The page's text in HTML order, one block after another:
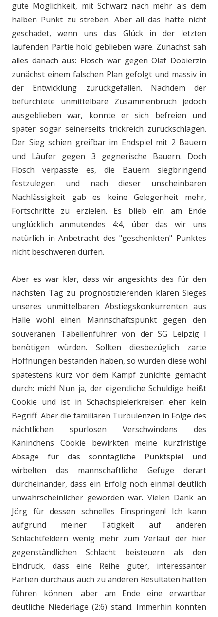
gute Möglichkeit, mit Schwarz nach mehr als dem
halben Punkt zu streben. Aber all das hätte nicht
geschadet, wenn uns das Glück in der letzten
laufenden Partie hold geblieben wäre. Zunächst sah
alles danach aus: Flosch war gegen Olaf Dobierzin
zunächst einem falschen Plan gefolgt und massiv in
der Entwicklung zurückgefallen. Nachdem der
befürchtete unmittelbare Zusammenbruch jedoch
ausgeblieben war, konnte er sich befreien und
später sogar seinerseits trickreich zurückschlagen.
Der Sieg schien greifbar im Endspiel mit 2 Bauern
und Läufer gegen 3 gegnerische Bauern. Doch
Flosch verpasste es, die Bauern siegbringend
festzulegen und nach dieser unscheinbaren
Nachlässigkeit gab es keine Gelegenheit mehr,
Fortschritte zu erzielen. Es blieb ein am Ende
unglücklich anmutendes 4:4, über das wir uns
natürlich in Anbetracht des "geschenkten" Punktes
nicht beschweren dürfen.
Aber es war klar, dass wir angesichts des für den
nächsten Tag zu prognostizierenden klaren Sieges
unseres unmittelbaren Abstiegskonkurrenten aus
Halle wohl einen Mannschaftspunkt gegen den
souveränen Tabellenführer von der SG Leipzig I
benötigen würden. Sollten diesbezüglich zarte
Hoffnungen bestanden haben, so wurden diese wohl
spätestens kurz vor dem Kampf zunichte gemacht
durch: mich! Nun ja, der eigentliche Schuldige heißt
Cookie und ist in Schachspielerkreisen eher kein
Begriff. Aber die familiären Turbulenzen in Folge des
nächtlichen spurlosen Verschwindens des
Kaninchens Cookie bewirkten meine kurzfristige
Absage für das sonntägliche Punktspiel und
wirbelten das mannschaftliche Gefüge derart
durcheinander, dass ein Erfolg noch einmal deutlich
unwahrscheinlicher geworden war. Vielen Dank an
Jörg für dessen schnelles Einspringen! Ich kann
aufgrund meiner Tätigkeit auf anderen
Schlachtfeldern wenig mehr zum Verlauf der hier
gegenständlichen Schlacht beisteuern als den
Eindruck, dass eine Reihe guter, interessanter
Partien durchaus auch zu anderen Resultaten hätten
führen können, aber am Ende eine erwartbar
deutliche Niederlage (2:6) stand. Immerhin konnten